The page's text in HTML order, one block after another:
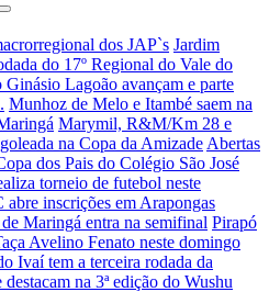
dos JAP`s Jardim
do 17º Regional do Vale do
Lagoão avançam e parte
Munhoz de Melo e Itambé saem na
Marymil, R&M/Km 28 e
na Copa da Amizade Abertas
dos Pais do Colégio São José
torneio de futebol neste
inscrições em Arapongas
Maringá entra na semifinal Pirapó
Avelino Fenato neste domingo
Ivaí tem a terceira rodada da
destacam na 3ª edição do Wushu